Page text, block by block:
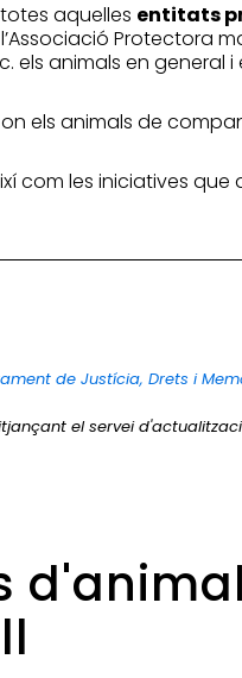
aquelles entitats
Protectora
els animals en general
on els animals de
com les iniciatives
de Justícia, Drets i
el servei